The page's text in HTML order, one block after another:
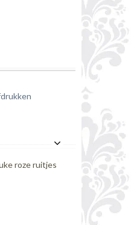
roze ruitjes